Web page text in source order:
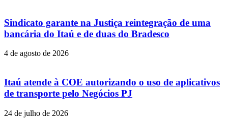
Sindicato garante na Justiça reintegração de uma
bancária do Itaú e de duas do Bradesco
4 de agosto de 2026
Itaú atende à COE autorizando o uso de aplicativos
de transporte pelo Negócios PJ
24 de julho de 2026